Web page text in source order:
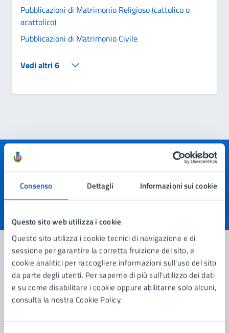
Consenso Dettagli Informazioni sui cookie
Questo sito web utilizza i cookie
Questo sito utilizza i cookie tecnici di navigazione e di
sessione per garantire la corretta fruizione del sito, e
cookie analitici per raccogliere informazioni sull'uso del sito
da parte degli utenti. Per saperne di più sull'utilizzo dei dati
e su come disabilitare i cookie oppure abilitarne solo alcuni,
consulta la nostra Cookie Policy.
Pubblicazioni di Matrimonio Religioso (cattolico o
acattolico)
Pubblicazioni di Matrimonio Civile
Vedi altri 6
Quanto sono chiare le informazioni su questa
pagina?
Contatta il comune
Leggi le domande frequenti